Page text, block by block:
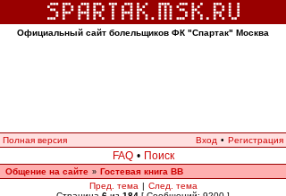
Официальный сайт болельщиков ФК "Спартак" Москва
Полная версия Вход • Регистрация
FAQ • Поиск
Общение на сайте » Гостевая книга ВВ
Пред. тема | След. тема